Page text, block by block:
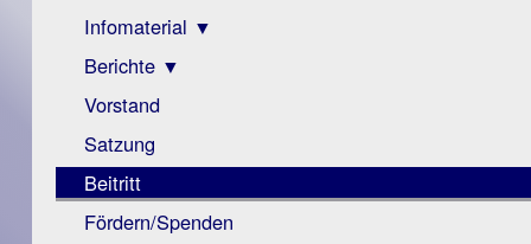
Infomaterial ▼
Visus
Zeitschrift
Monokular
Mac
Instagram-
Links
Berichte ▼
Archiv
Berichte
Vorstand
Satzung
Beitritt
Fördern/Spenden